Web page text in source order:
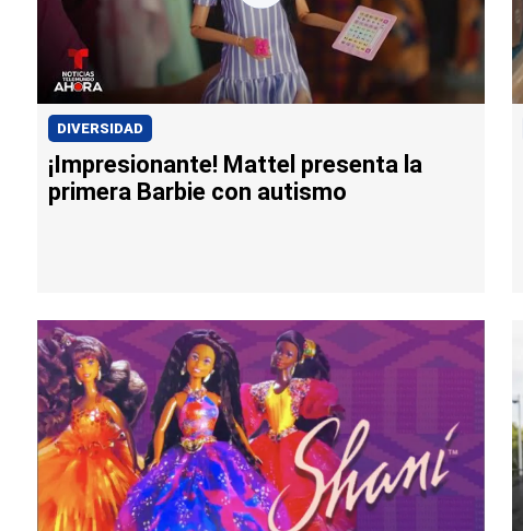
DIVERSIDAD
¡Impresionante! Mattel presenta la
primera Barbie con autismo